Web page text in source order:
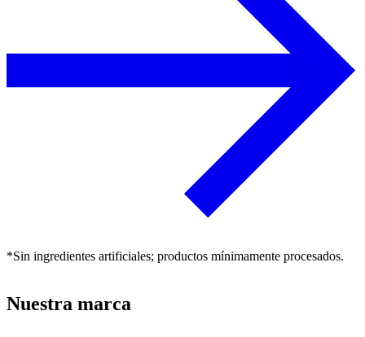
*Sin ingredientes artificiales; productos mínimamente procesados.
Nuestra marca